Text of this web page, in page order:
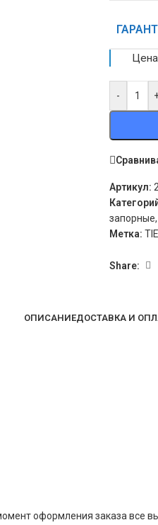
-
Артикул:
запорные,
Метка:
Share:
ОПИСАНИЕДОСТАВКА И
оформления заказа